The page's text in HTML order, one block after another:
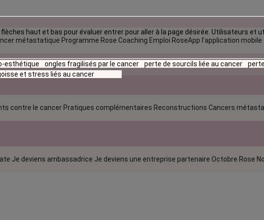
métastatique Programme Rose Coaching Emploi RoseApp l’application mobile
contre le cancer Pratiques complémentaires Reconstructions Cancers
Je deviens ambassadrice Je deviens une entreprise partenaire Octobre Rose
haut et bas pour évaluer entrer pour aller à la page désirée. Utilisateurs et
esthétique ongles fragilisés par le cancer perte de sourcils liée au cancer
et stress liés au cancer